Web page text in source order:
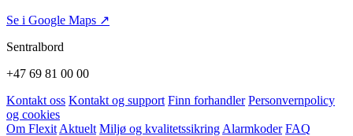
Se i Google Maps ↗
Sentralbord
+47 69 81 00 00
Kontakt oss Kontakt og support Finn forhandler Personvernpolicy
og cookies
Om Flexit Aktuelt Miljø og kvalitetssikring Alarmkoder FAQ